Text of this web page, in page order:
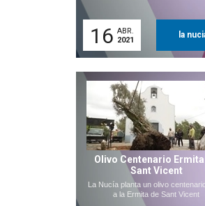
16 ABR.
2021
la
Olivo Centenario
Sant Vicent
La Nucía planta un olivo
a la Ermita de Sant Vicent